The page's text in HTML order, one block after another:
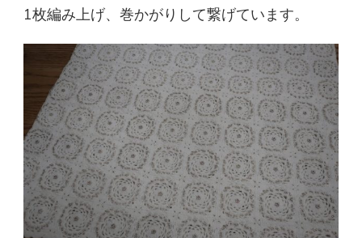
1枚編み上げ、巻かがりして繋げています。